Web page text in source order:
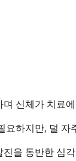
신체가 치료
요하지만, 덜 자
을 동반한 심